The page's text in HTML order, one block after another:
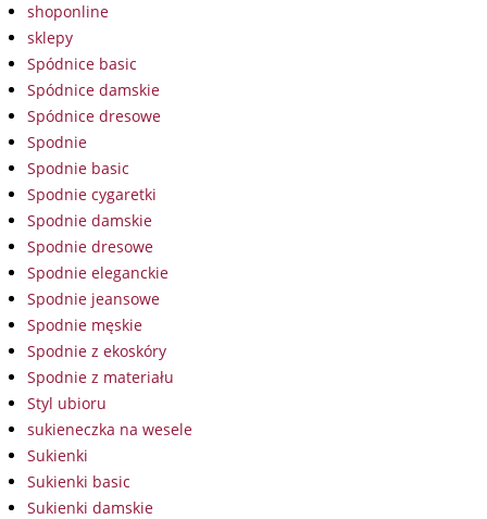
shoponline
sklepy
Spódnice basic
Spódnice damskie
Spódnice dresowe
Spodnie
Spodnie basic
Spodnie cygaretki
Spodnie damskie
Spodnie dresowe
Spodnie eleganckie
Spodnie jeansowe
Spodnie męskie
Spodnie z ekoskóry
Spodnie z materiału
Styl ubioru
sukieneczka na wesele
Sukienki
Sukienki basic
Sukienki damskie